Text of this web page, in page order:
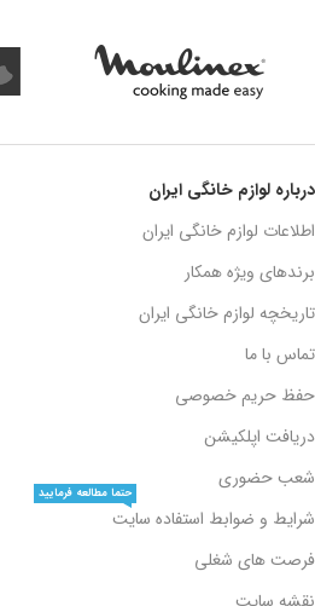
درباره لوازم خانگی ایران
اطلاعات لوازم خانگی ایران
برندهای ویژه همکار
تاریخچه لوازم خانگی ایران
تماس با ما
حفظ حریم خصوصی
دریافت اپلکیشن
شعب حضوری
شرایط و ضوابط استفاده سایت
حتما مطالعه فرمایید
فرصت های شغلی